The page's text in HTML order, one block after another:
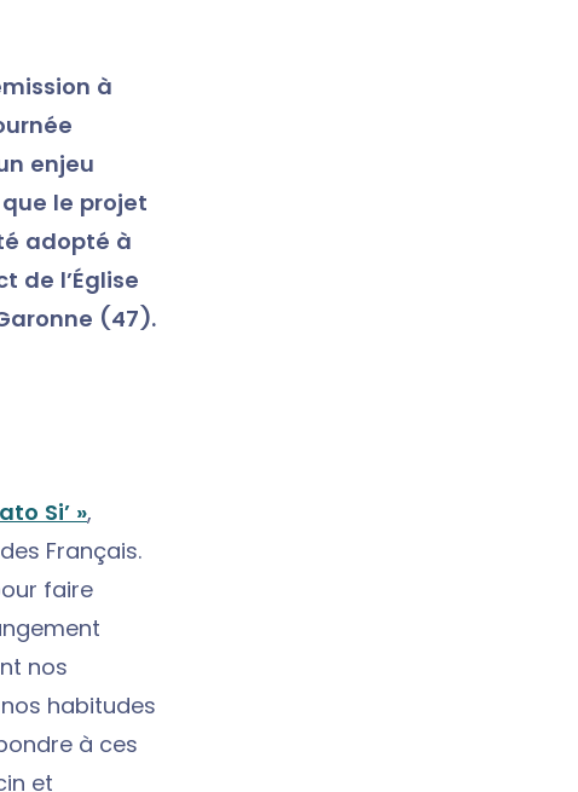
à
enjeu
le projet
adopté à
de l’Église
(47).
Si’ »,
Français.
faire
nos
habitudes
à ces
et